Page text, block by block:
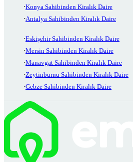
Konya Sahibinden Kiralık Daire
Antalya Sahibinden Kiralık Daire
Eskişehir Sahibinden Kiralık Daire
Mersin Sahibinden Kiralık Daire
Manavgat Sahibinden Kiralık Daire
Zeytinburnu Sahibinden Kiralık Daire
Gebze Sahibinden Kiralık Daire